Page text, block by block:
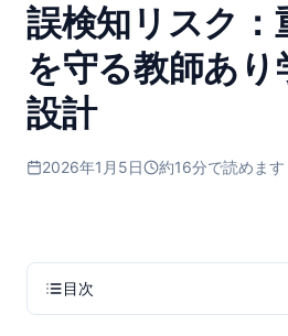
誤検知リスク：
を守る教師あり
設計
2026年1月5日 約16分で読めます
目次